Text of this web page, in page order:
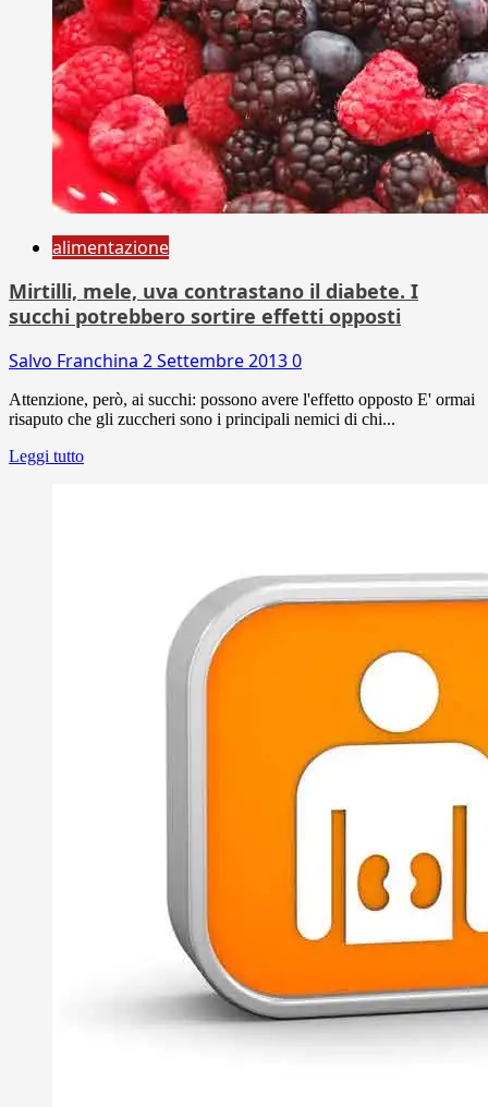
alimentazione
Mirtilli, mele, uva contrastano il diabete. I
succhi potrebbero sortire effetti opposti
Salvo Franchina 2 Settembre 20130
Attenzione, però, ai succhi: possono avere l'effetto opposto E' ormai
risaputo che gli zuccheri sono i principali nemici di chi...
Leggi tutto